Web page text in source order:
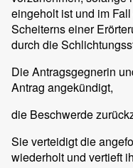
eingeholt ist und im
Scheiterns einer
durch die
Die Antragsgegnerin
Antrag angekündigt,
die Beschwerde
Sie verteidigt die
wiederholt und vertieft